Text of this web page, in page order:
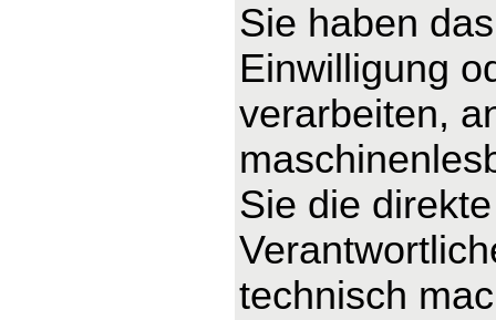
Sie haben
Einwilligung
verarbeiten,
Sie die
technisch